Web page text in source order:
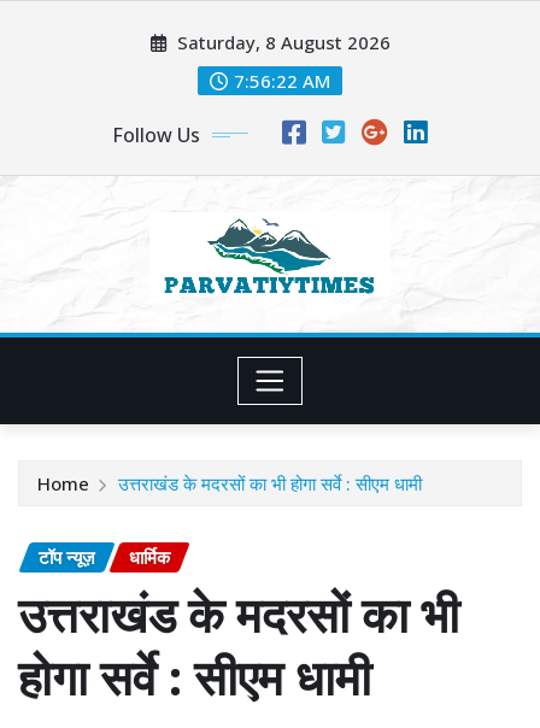
Saturday, 8 August 2026
7:56:23 AM
Follow Us
Home उत्तराखंड के मदरसों का भी होगा सर्वे : सीएम धामी
टॉप न्यूज़ धार्मिक
उत्तराखंड के मदरसों का भी
होगा सर्वे : सीएम धामी